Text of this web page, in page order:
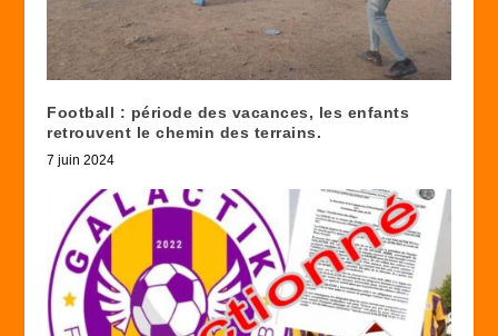
Football : période des vacances, les enfants
retrouvent le chemin des terrains.
7 juin 2024